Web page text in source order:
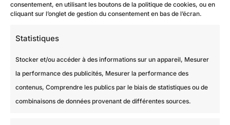
consentement, en utilisant les boutons de la politique de cookies, ou en
cliquant sur l’onglet de gestion du consentement en bas de l’écran.
Statistiques
Stocker et/ou accéder à des informations sur un appareil, Mesurer
la performance des publicités, Mesurer la performance des
contenus, Comprendre les publics par le biais de statistiques ou de
combinaisons de données provenant de différentes sources.
Nos projets récents